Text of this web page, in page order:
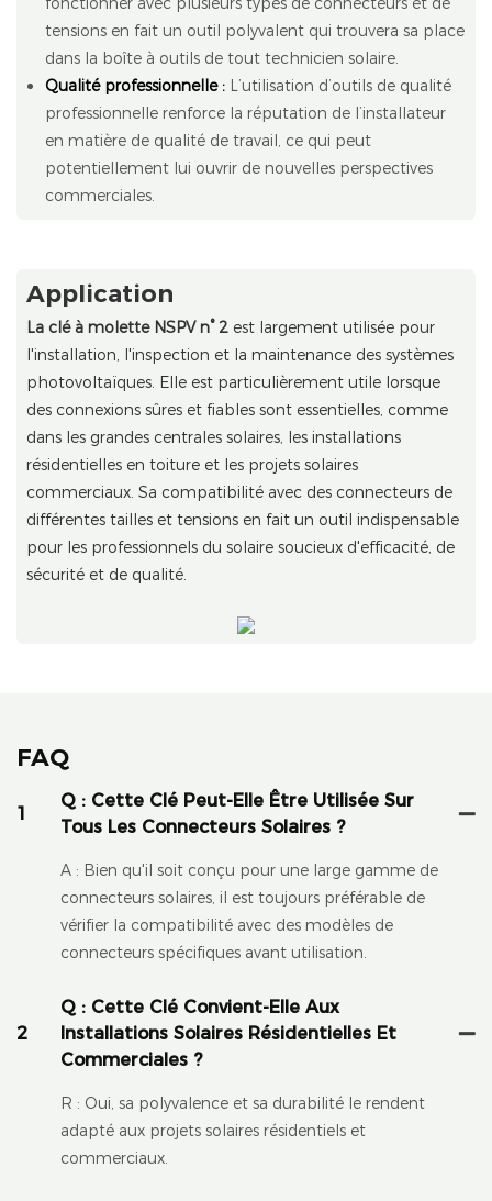
tensions en fait un outil polyvalent qui trouvera sa place
dans la boîte à outils de tout technicien solaire.
Qualité professionnelle :L’utilisation d’outils de qualité
professionnelle renforce la réputation de l’installateur
en matière de qualité de travail, ce qui peut
potentiellement lui ouvrir de nouvelles perspectives
commerciales.
Application
La clé à molette NSPV n° 2est largement utilisée pour
l'installation, l'inspection et la maintenance des systèmes
photovoltaïques. Elle est particulièrement utile lorsque
des connexions sûres et fiables sont essentielles, comme
dans les grandes centrales solaires, les installations
résidentielles en toiture et les projets solaires
commerciaux. Sa compatibilité avec des connecteurs de
différentes tailles et tensions en fait un outil indispensable
pour les professionnels du solaire soucieux d'efficacité, de
sécurité et de qualité.
FAQ
1
Q : Cette Clé Peut-Elle Être Utilisée Sur
Tous Les Connecteurs Solaires ?
A : Bien qu'il soit conçu pour une large gamme de
connecteurs solaires, il est toujours préférable de
vérifier la compatibilité avec des modèles de
connecteurs spécifiques avant utilisation.
2
Q : Cette Clé Convient-Elle Aux
Installations Solaires Résidentielles Et
Commerciales ?
R : Oui, sa polyvalence et sa durabilité le rendent
adapté aux projets solaires résidentiels et
commerciaux.